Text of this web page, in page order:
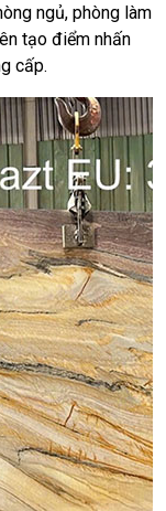
ngủ, phòng làm
tạo điểm nhấn
cấp.